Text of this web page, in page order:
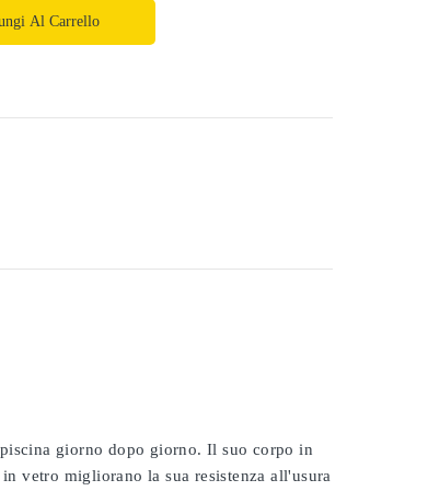
Al Carrello
giorno dopo giorno. Il suo corpo in
vetro migliorano la sua resistenza all'usura